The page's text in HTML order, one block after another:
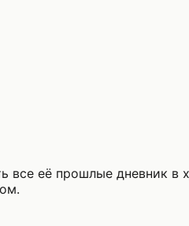
её прошлые дневник в